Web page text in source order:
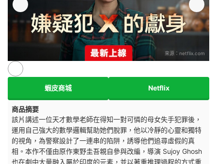
來源： netflix.com
蝦皮商城 Netflix
商品摘要
該片講述一位天才數學老師在得知一對可憐的母女失手犯罪後，
運用自己強大的數學邏輯幫助她們脫罪，他以冷靜的心靈和獨特
的視角，為警察設計了一連串的陷阱，誘導他們追尋虛假的真
相。本作不僅由原作東野圭吾親自參與改編，導演 Sujoy Ghosh
也在劇中大量融入屬於印度的元素，並以著重推理過程的方式重